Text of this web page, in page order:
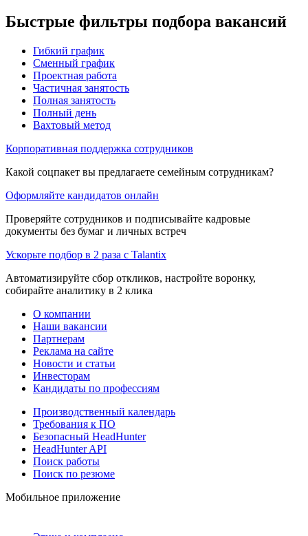
Быстрые фильтры подбора вакансий
Гибкий график
Сменный график
Проектная работа
Частичная занятость
Полная занятость
Полный день
Вахтовый метод
Корпоративная поддержка сотрудников
Какой соцпакет вы предлагаете семейным сотрудникам?
Оформляйте кандидатов онлайн
Проверяйте сотрудников и подписывайте кадровые
документы без бумаг и личных встреч
Ускорьте подбор в 2 раза с Talantix
Автоматизируйте сбор откликов, настройте воронку,
собирайте аналитику в 2 клика
О компании
Наши вакансии
Партнерам
Реклама на сайте
Новости и статьи
Инвесторам
Кандидаты по профессиям
Производственный календарь
Требования к ПО
Безопасный HeadHunter
HeadHunter API
Поиск работы
Поиск по резюме
Мобильное приложение